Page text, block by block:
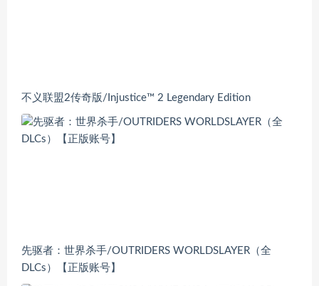
不义联盟2传奇版/Injustice™ 2 Legendary Edition
先驱者：世界杀手/OUTRIDERS WORLDSLAYER（全
DLCs）【正版账号】